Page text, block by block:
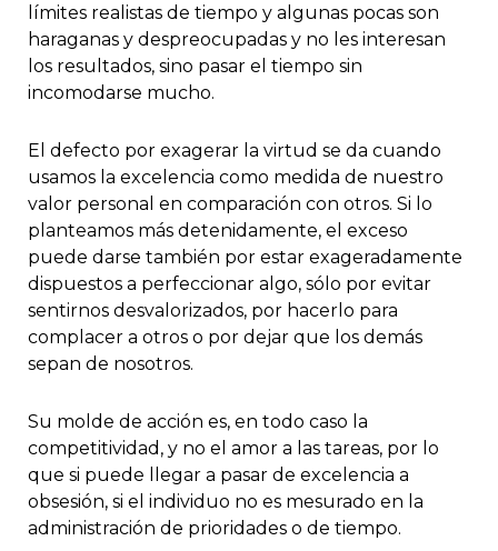
límites realistas de tiempo y algunas pocas son
haraganas y despreocupadas y no les interesan
los resultados, sino pasar el tiempo sin
incomodarse mucho.
El defecto por exagerar la virtud se da cuando
usamos la excelencia como medida de nuestro
valor personal en comparación con otros. Si lo
planteamos más detenidamente, el exceso
puede darse también por estar exageradamente
dispuestos a perfeccionar algo, sólo por evitar
sentirnos desvalorizados, por hacerlo para
complacer a otros o por dejar que los demás
sepan de nosotros.
Su molde de acción es, en todo caso la
competitividad, y no el amor a las tareas, por lo
que si puede llegar a pasar de excelencia a
obsesión, si el individuo no es mesurado en la
administración de prioridades o de tiempo.